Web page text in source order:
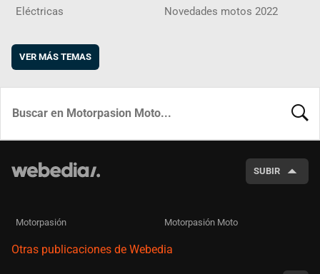
Eléctricas Novedades motos 2022
VER MÁS TEMAS
SUBIR
Motorpasión Motorpasión Moto
Otras publicaciones de Webedia